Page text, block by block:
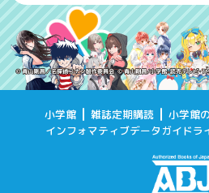
小学館 雑誌定期購読
小学館
インフォマティブデータガイドラ